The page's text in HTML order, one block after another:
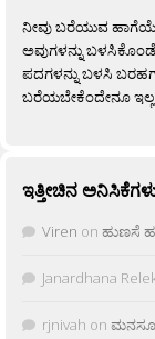
ನೀವು ಬರೆಯುವ
ಅವುಗಳನ್ನು
ಪದಗಳನ್ನು ಬಳಸಿ
ಬರೆಯಬೇಕೆಂದೇನೂ ಇಲ್ಲ.
ಇತ್ತೀಚಿನ
Viren on ಹುಣಸೆ
Janardhana
rjnivah on